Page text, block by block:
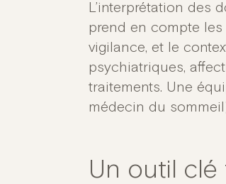
L’interprétation des
prend en compte
vigilance, et le
psychiatriques,
traitements. Une
médecin du
Un outil clé